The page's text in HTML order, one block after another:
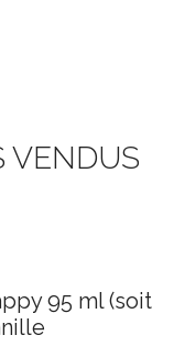
VENDUS
95 ml (soit